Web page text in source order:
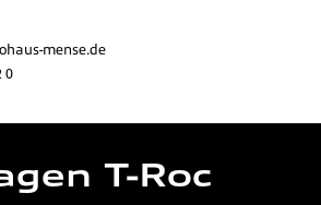
mense.de
0
T-Roc